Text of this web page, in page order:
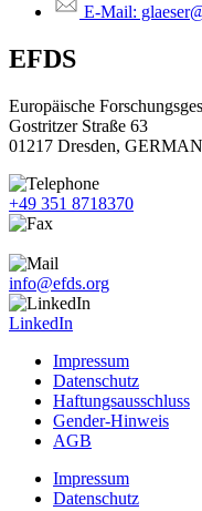
E-Mail:
EFDS
Europäische
Gostritzer Straße 63
01217 Dresden,
+49 351 8718370
info@efds.org
LinkedIn
Impressum
Datenschutz
Haftungsausschluss
Gender-Hinweis
AGB
Impressum
Datenschutz